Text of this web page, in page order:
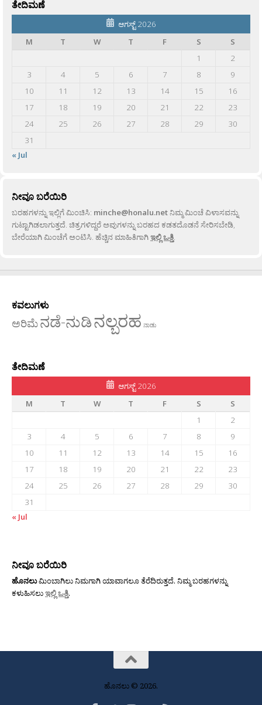
ತೇದಿಮಣೆ
ಆಗಸ್ಟ್ 2026
M
T W T F S
S
1
2
3
4 5 6 7 8
9
10
11 12 13 14 15
16
17
18 19 20 21 22
23
24
25 26 27 28 29
30
31
« Jul
ನೀವೂ ಬರೆಯಿರಿ
ಬರಹಗಳನ್ನು ಇಲ್ಲಿಗೆ ಮಿಂಚಿಸಿ: minche@honalu.netನಿಮ್ಮ ಮಿಂಚೆ ವಿಳಾಸವನ್ನು
ಗುಟ್ಟಾಗಿಡಲಾಗುತ್ತದೆ. ಚಿತ್ರಗಳಿದ್ದರೆ ಅವುಗಳನ್ನು ಬರಹದ ಕಡತದೊಡನೆ ಸೇರಿಸಬೇಡಿ,
ಬೇರೆಯಾಗಿ ಮಿಂಚೆಗೆ ಅಂಟಿಸಿ. ಹೆಚ್ಚಿನ ಮಾಹಿತಿಗಾಗಿಇಲ್ಲಿ ಒತ್ತಿ.
ಕವಲುಗಳು
ಅರಿಮೆನಡೆ-ನುಡಿನಲ್ಬರಹ ನಾಡು
ತೇದಿಮಣೆ
ಆಗಸ್ಟ್ 2026
M
T W T F S
S
1
2
3
4 5 6 7 8
9
10
11 12 13 14 15
16
17
18 19 20 21 22
23
24
25 26 27 28 29
30
31
« Jul
ನೀವೂ ಬರೆಯಿರಿ
ಹೊನಲುಮಿಂಬಾಗಿಲು ನಿಮಗಾಗಿ ಯಾವಾಗಲೂ ತೆರೆದಿರುತ್ತದೆ. ನಿಮ್ಮ ಬರಹಗಳನ್ನು
ಕಳುಹಿಸಲುಇಲ್ಲಿ ಒತ್ತಿ.
ಹೊನಲು © 2026.